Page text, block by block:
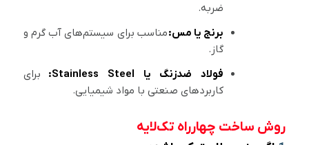
ضربه.
برنج یا مس:مناسب برای سیستم‌های آب گرم و
گاز.
فولاد ضدزنگ یا Stainless Steel:
برای
کاربردهای صنعتی با مواد شیمیایی.
روش ساخت چهارراه تک‌لایه